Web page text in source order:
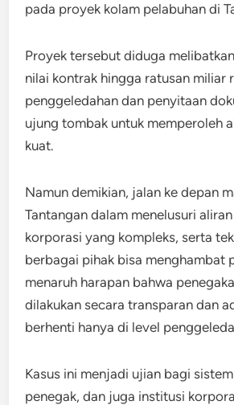
pada proyek kolam pelabuhan di
Proyek tersebut diduga
nilai kontrak hingga ratusan miliar
penggeledahan dan penyitaan
ujung tombak untuk memperoleh
kuat.
Namun demikian, jalan ke depan
Tantangan dalam menelusuri
korporasi yang kompleks, serta
berbagai pihak bisa menghambat
menaruh harapan bahwa
dilakukan secara transparan dan
berhenti hanya di level
Kasus ini menjadi ujian bagi
penegak, dan juga institusi